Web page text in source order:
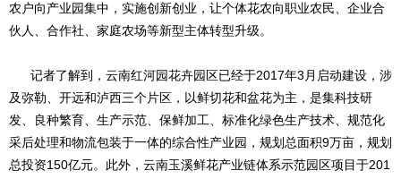
农户向产业园集中，实施创新创业，让个体花农向职业农民、企业合
伙人、合作社、家庭农场等新型主体转型升级。
记者了解到，云南红河园花卉园区已经于2017年3月启动建设，涉
及弥勒、开远和泸西三个片区，以鲜切花和盆花为主，是集科技研
发、良种繁育、生产示范、保鲜加工、标准化绿色生产技术、规范化
采后处理和物流包装于一体的综合性产业园，规划总面积9万亩，规划
总投资150亿元。此外，云南玉溪鲜花产业链体系示范园区项目于201